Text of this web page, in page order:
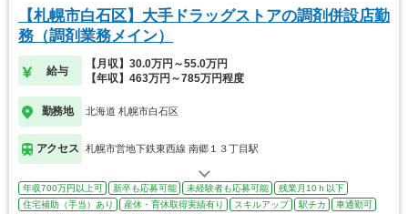
【札幌市白石区】大手ドラッグストアの調剤併設店勤
務（調剤業務メイン）
給与
【月収】30.0万円～55.0万円
【年収】463万円～785万円程度
勤務地 北海道 札幌市白石区
アクセス 札幌市営地下鉄東西線 南郷１３丁目駅
年収700万円以上可 新卒も応募可能 未経験者も応募可能
残業月10ｈ以下
住宅補助（手当）あり
産休・育休取得実績有り スキルアップ 駅チカ
車通勤可